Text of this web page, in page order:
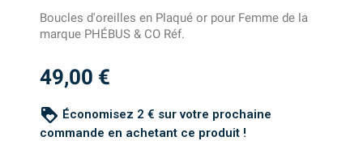
Boucles d'oreilles en Plaqué or pour Femme de la
marque PHÉBUS & CO Réf.
49,00 €
loyalty Économisez 2 € sur votre prochaine
commande en achetant ce produit !